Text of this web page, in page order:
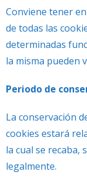
Conviene tener
de todas las
determinadas
la misma pueden
Periodo de
La conservación
cookies estará
la cual se recaba,
legalmente.